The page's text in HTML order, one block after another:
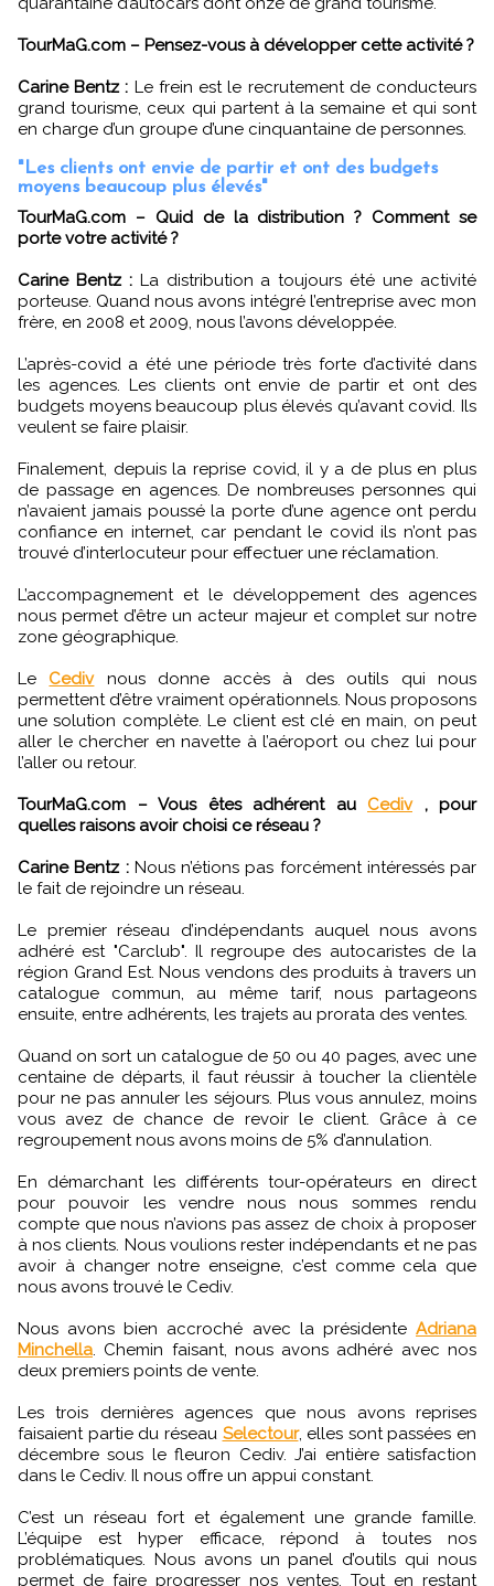
TourMaG.com – Pensez-vous à développer cette activité ?
Carine Bentz : Le frein est le recrutement de conducteurs
grand tourisme, ceux qui partent à la semaine et qui sont
en charge d’un groupe d’une cinquantaine de personnes.
"Les clients ont envie de partir et ont des budgets
moyens beaucoup plus élevés"
TourMaG.com – Quid de la distribution ? Comment se
porte votre activité ?
Carine Bentz : La distribution a toujours été une activité
porteuse. Quand nous avons intégré l’entreprise avec mon
frère, en 2008 et 2009, nous l’avons développée.
L’après-covid a été une période très forte d’activité dans
les agences. Les clients ont envie de partir et ont des
budgets moyens beaucoup plus élevés qu’avant covid. Ils
veulent se faire plaisir.
Finalement, depuis la reprise covid, il y a de plus en plus
de passage en agences. De nombreuses personnes qui
n’avaient jamais poussé la porte d’une agence ont perdu
confiance en internet, car pendant le covid ils n’ont pas
trouvé d’interlocuteur pour effectuer une réclamation.
L’accompagnement et le développement des agences
nous permet d’être un acteur majeur et complet sur notre
zone géographique.
Le Cedivnous donne accès à des outils qui nous
permettent d’être vraiment opérationnels. Nous proposons
une solution complète. Le client est clé en main, on peut
aller le chercher en navette à l’aéroport ou chez lui pour
l’aller ou retour.
TourMaG.com – Vous êtes adhérent au Cediv
, pour
quelles raisons avoir choisi ce réseau ?
Carine Bentz : Nous n’étions pas forcément intéressés par
le fait de rejoindre un réseau.
Le premier réseau d’indépendants auquel nous avons
adhéré est "Carclub". Il regroupe des autocaristes de la
région Grand Est. Nous vendons des produits à travers un
catalogue commun, au même tarif, nous partageons
ensuite, entre adhérents, les trajets au prorata des ventes.
Quand on sort un catalogue de 50 ou 40 pages, avec une
centaine de départs, il faut réussir à toucher la clientèle
pour ne pas annuler les séjours. Plus vous annulez, moins
vous avez de chance de revoir le client. Grâce à ce
regroupement nous avons moins de 5% d’annulation.
En démarchant les différents tour-opérateurs en direct
pour pouvoir les vendre nous nous sommes rendu
compte que nous n’avions pas assez de choix à proposer
à nos clients. Nous voulions rester indépendants et ne pas
avoir à changer notre enseigne, c’est comme cela que
nous avons trouvé le Cediv.
Nous avons bien accroché avec la présidente Adriana
Minchella . Chemin faisant, nous avons adhéré avec nos
deux premiers points de vente.
Les trois dernières agences que nous avons reprises
faisaient partie du réseau Selectour, elles sont passées en
décembre sous le fleuron Cediv. J’ai entière satisfaction
dans le Cediv. Il nous offre un appui constant.
C’est un réseau fort et également une grande famille.
L’équipe est hyper efficace, répond à toutes nos
problématiques. Nous avons un panel d’outils qui nous
permet de faire progresser nos ventes. Tout en restant